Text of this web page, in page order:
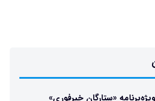
«ستارگان خبرفوری»